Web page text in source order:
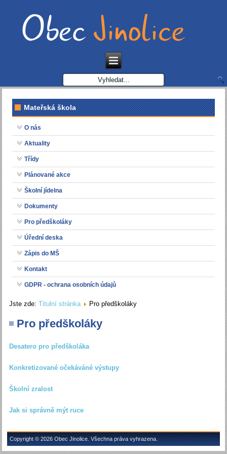
Mateřská škola
O nás
Aktuality
Třídy
Plánované akce
Školní jídelna
Dokumenty
Pro předškoláky
Úřední deska
Zápis do MŠ
Kontakt
GDPR - ochrana osobních údajů
Jste zde:Titulní stránka Pro předškoláky
Pro předškoláky
Desatero pro předškoláka
Konkretizované očekáváné výstupy
Školní zralost
Jak si správně mýt ruce
Copyright © 2026 Obec Jinolice. Všechna práva vyhrazena.